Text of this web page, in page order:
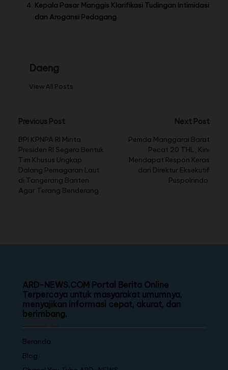
Kepala Pasar Manggis Klarifikasi Tudingan Intimidasi
dan Arogansi Pedagang
Daeng
View All Posts
Previous Post
BPI KPNPA RI Minta
Presiden RI Segera Bentuk
Tim Khusus Ungkap
Dalang Pemagaran Laut
di Tangerang Banten
Agar Terang Benderang
Next Post
Pemda Manggarai Barat
Pecat 20 THL, Kini
Mendapat Respon Keras
dari Direktur Eksekutif
Puspolrindo.
ARD-NEWS.COM Portal Berita Online
Terpercaya untuk masyarakat umumnya,
menyajikan informasi cepat, akurat, dan
berimbang.
Beranda
Blog